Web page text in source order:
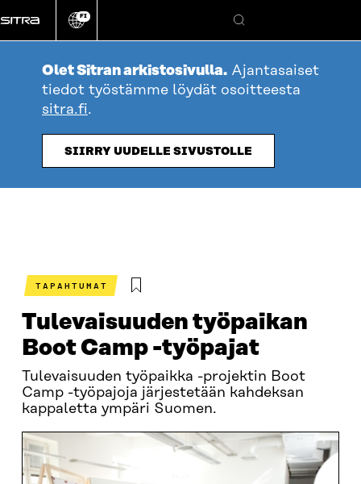
suoraan
sisältöön
Vaihda
kieli
FI
Hae
Olet Sitran arkistosivulla. Ajantasaiset
tiedot työstämme löydät osoitteesta
sitra.fi.
SIIRRY UUDELLE SIVUSTOLLE
TAPAHTUMAT
Tulevaisuuden työpaikan
Boot Camp -työpajat
Tulevaisuuden työpaikka -projektin Boot
Camp -työpajoja järjestetään kahdeksan
kappaletta ympäri Suomen.